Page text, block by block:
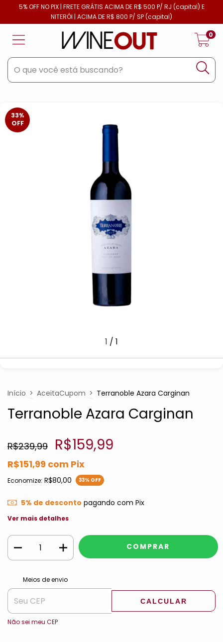
5% OFF NO PIX | FRETE GRÁTIS ACIMA DE R$ 500 P/ RJ (capital) E
NITERÓI | ACIMA DE R$ 800 P/ SP (capital)
0
33%
OFF
1 / 1
Início > AceitaCupom > Terranoble Azara Carginan
Terranoble Azara Carginan
R$239,99 R$159,99
R$151,99 com Pix
Economize: R$80,00 33% OFF
5% de desconto pagando com Pix
Ver mais detalhes
Entregas para o CEP:
Meios de envio
CALCULAR
Não sei meu CEP